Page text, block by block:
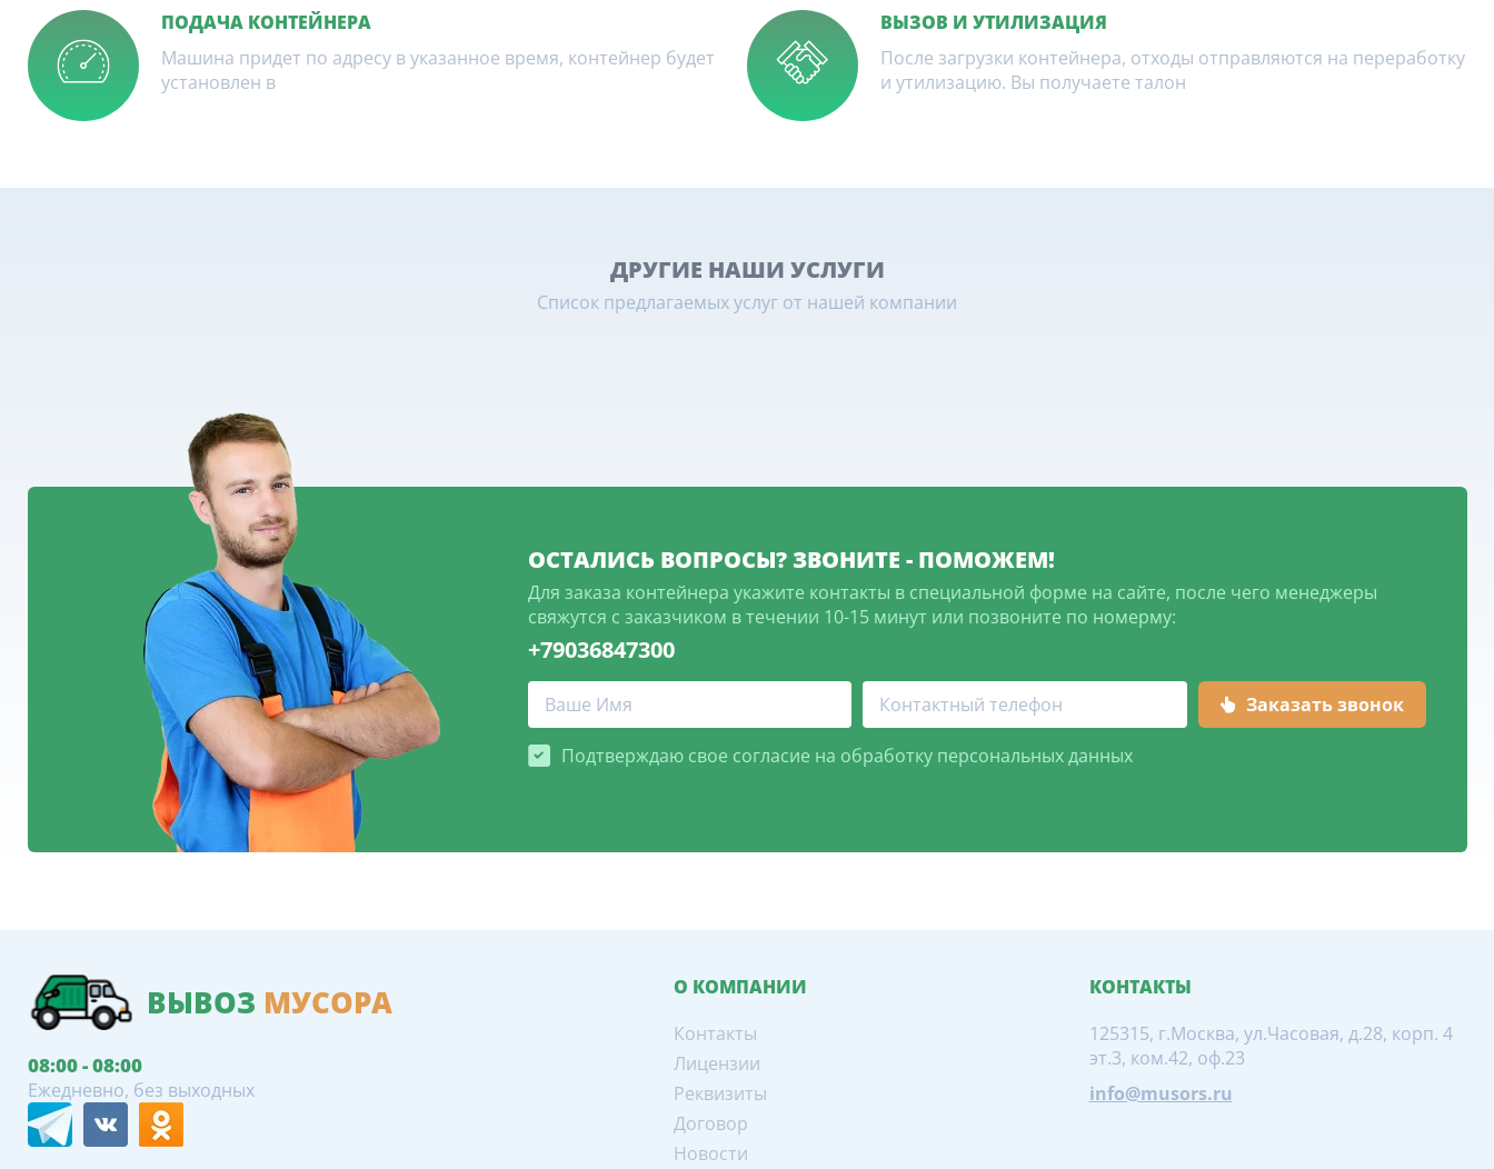
ПОДАЧА КОНТЕЙНЕРА
Машина придет по адресу в указанное время, контейнер будет
установлен в
ВЫЗОВ И УТИЛИЗАЦИЯ
После загрузки контейнера, отходы отправляются на переработку
и утилизацию. Вы получаете талон
ДРУГИЕ НАШИ УСЛУГИ
Список предлагаемых услуг от нашей компании
ОСТАЛИСЬ ВОПРОСЫ? ЗВОНИТЕ - ПОМОЖЕМ!
Для заказа контейнера укажите контакты в специальной форме на сайте, после чего менеджеры
свяжутся с заказчиком в течении 10-15 минут или позвоните по номерму:
+79036847300
Подтверждаю свое согласие на обработку персональных данных
ВЫВОЗ МУСОРА
08:00 - 08:00
Ежедневно, без выходных
О КОМПАНИИ
Контакты
Лицензии
Реквизиты
Договор
Новости
КОНТАКТЫ
125315, г.Москва, ул.Часовая, д.28, корп. 4
эт.3, ком.42, оф.23
info@musors.ru